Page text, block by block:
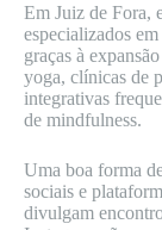
Em Juiz de Fora,
especializados em
graças à
yoga, clínicas de
integrativas
de mindfulness.
Uma boa forma
sociais e
divulgam